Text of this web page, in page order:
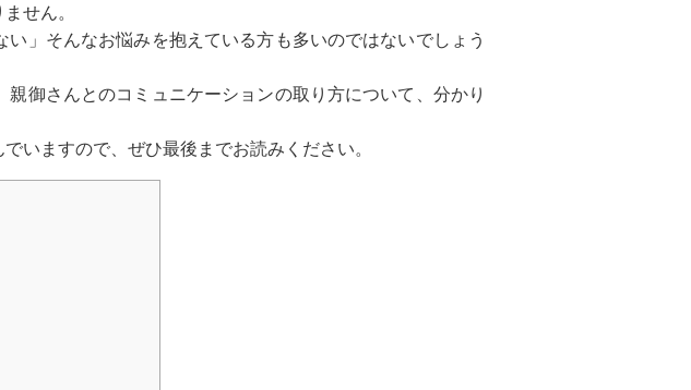
せん。
」そんなお悩みを抱えている方も多いのではないでしょう
御さんとのコミュニケーションの取り方について、分かり
いますので、ぜひ最後までお読みください。